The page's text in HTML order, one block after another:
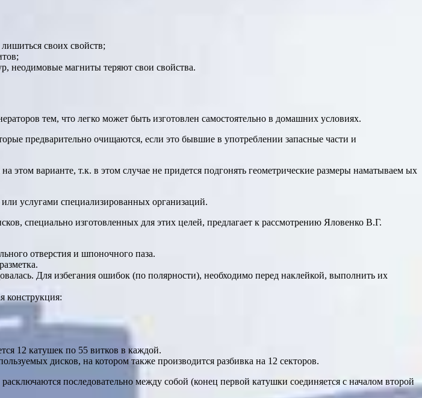
своих свойств;
неодимовые магниты теряют свои свойства.
тем, что легко может быть изготовлен самостоятельно в домашних условиях.
предварительно очищаются, если это бывшие в употреблении запасные части и
варианте, т.к. в этом случае не придется подгонять геометрические размеры наматываем ых
услугами специализированных организаций.
специально изготовленных для этих целей, предлагает к рассмотрению Яловенко В.Г.
отверстия и шпоночного паза.
Для избегания ошибок (по полярности), необходимо перед наклейкой, выполнить их
конструкция:
12 катушек по 55 витков в каждой.
дисков, на котором также производится разбивка на 12 секторов.
последовательно между собой (конец первой катушки соединяется с началом второй